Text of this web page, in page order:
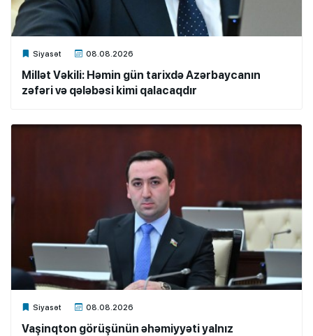
Siyasət 08.08.2026
Xalq.Online
Millət Vəkili: Həmin gün tarixdə Azərbaycanın
zəfəri və qələbəsi kimi qalacaqdır
Siyasət 08.08.2026
Xalq.Online
Vaşinqton görüşünün əhəmiyyəti yalnız